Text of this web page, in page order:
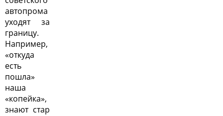
автопрома
уходят за
границу.
Например,
«откуда
есть
пошла»
наша
«копейка»,
знают стар